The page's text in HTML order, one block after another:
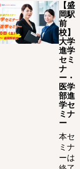
【盛
岡駅
前
校】
大学
進学
セミ
ナ
ー・
医学
部進
学セ
ミナ
ー
本セ
ミナ
ーは